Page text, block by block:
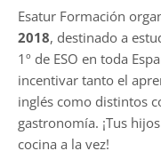
Esatur Formación
2018, destinado a
1º de ESO en toda
incentivar tanto el
inglés como distintos
gastronomía. ¡Tus
cocina a la vez!